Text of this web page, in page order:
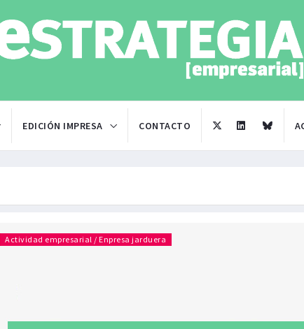
EDICIÓN IMPRESA CONTACTO
Actividad empresarial / Enpresa jarduera